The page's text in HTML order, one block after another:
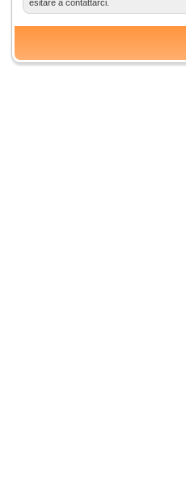
esitare a contattarci.